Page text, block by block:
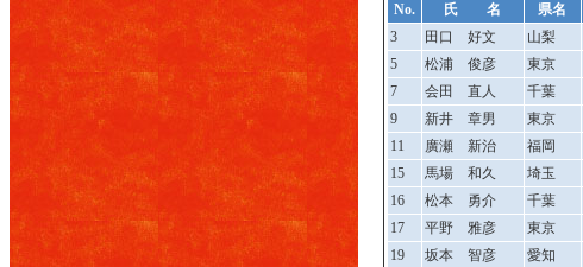
No. 氏 名 県名
3
田口 好文 山梨
5
松浦 俊彦 東京
7
会田 直人 千葉
9
新井 章男 東京
11
廣瀬 新治 福岡
15
馬場 和久 埼玉
16
松本 勇介 千葉
17
平野 雅彦 東京
19
坂本 智彦 愛知